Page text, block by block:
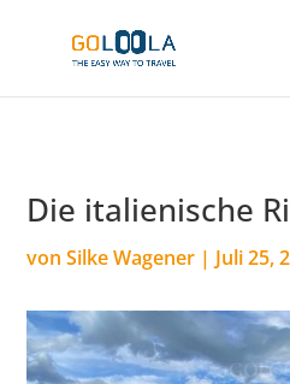
Die italienische
vonSilke Wagener | Juli 25,